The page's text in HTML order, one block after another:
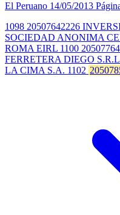
El Peruano 14/05/2013
1098 20507642226
SOCIEDAD ANONIMA
ROMA EIRL 1100
FERRETERA DIEGO
LA CIMA S.A. 1102